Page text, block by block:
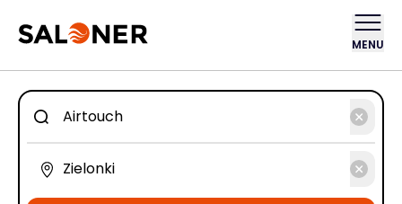
MENU